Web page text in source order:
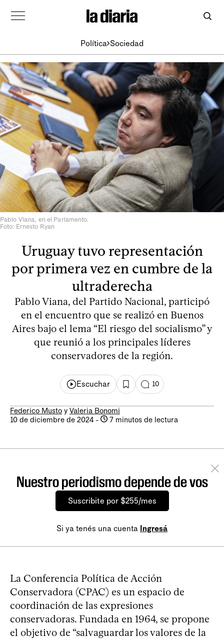
Política Sociedad
Pablo Viana, en el Parlamento.
Foto: Ernesto Ryan
Uruguay tuvo representación
por primera vez en cumbre de la
ultraderecha
Pablo Viana, del Partido Nacional, participó
en el encuentro que se realizó en Buenos
Aires bajo el lema “El riesgo del socialismo” y
que reunió a los principales líderes
conservadores de la región.
Escuchar 10
Federico Musto y Valeria Bonomi
10 de diciembre de 2024 - 7 minutos de lectura
Nuestro periodismo depende de vos
Suscribite por $255/mes
Si ya tenés una cuenta Ingresá
La Conferencia Política de Acción
Conservadora (CPAC) es un espacio de
coordinación de las expresiones
conservadoras. Fundada en 1964, se propone
el objetivo de “salvaguardar los valores de la